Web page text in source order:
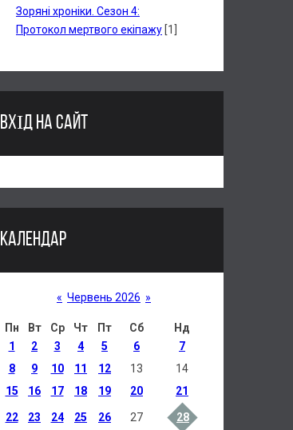
Зоряні хроніки. Сезон 4:
Протокол мертвого екіпажу [1]
ВХІД НА САЙТ
КАЛЕНДАР
« Червень 2026 »
Пн Вт Ср Чт Пт Сб
Нд
1
2 3 4 5 6
7
8
9 10 11 12 13
14
15
16 17 18 19 20 21
22 23 24 25 26 27 28